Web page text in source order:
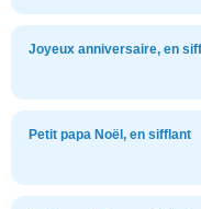
Joyeux anniversaire, en
Petit papa Noël, en sifflant